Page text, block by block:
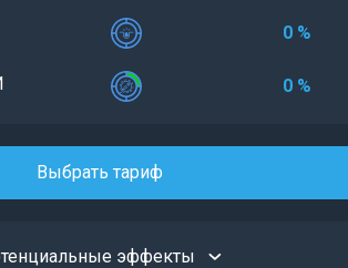
0 %
0 %
Выбрать тариф
эффекты